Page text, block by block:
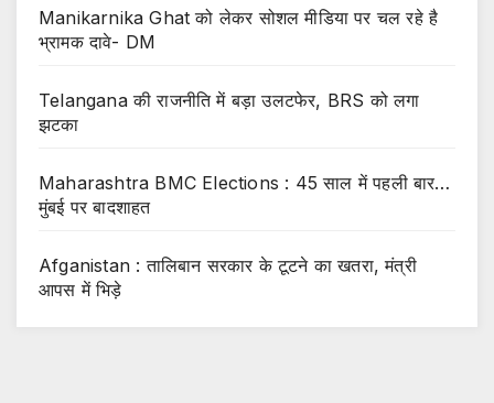
Manikarnika Ghat को लेकर सोशल मीडिया पर चल रहे है
भ्रामक दावे- DM
Telangana की राजनीति में बड़ा उलटफेर, BRS को लगा
झटका
Maharashtra BMC Elections : 45 साल में पहली बार…
मुंबई पर बादशाहत
Afganistan : तालिबान सरकार के टूटने का खतरा, मंत्री
आपस में भिड़े